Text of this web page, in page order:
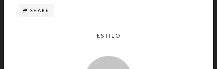
SHARE
ESTILO